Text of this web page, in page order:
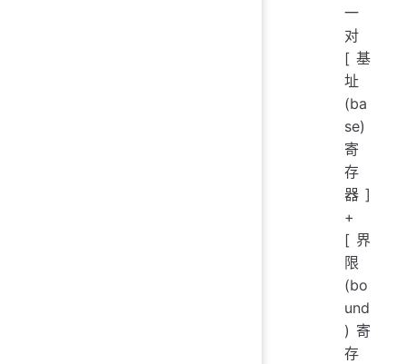
一
对
[基
址
(ba
se)
寄
存
器]
+
[界
限
(bo
und
)寄
存